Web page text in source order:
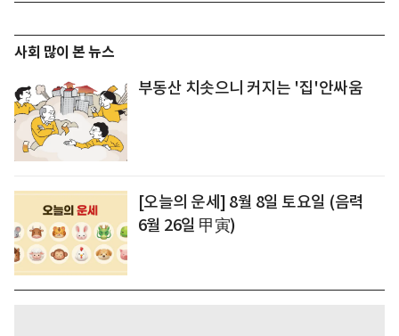
사회 많이 본 뉴스
부동산 치솟으니 커지는 '집'안싸움
[오늘의 운세] 8월 8일 토요일 (음력
6월 26일 甲寅)